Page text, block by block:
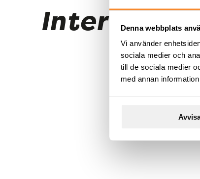
Denna webbplats
Vi använder
sociala medier och
till de sociala medier
med annan
Interim